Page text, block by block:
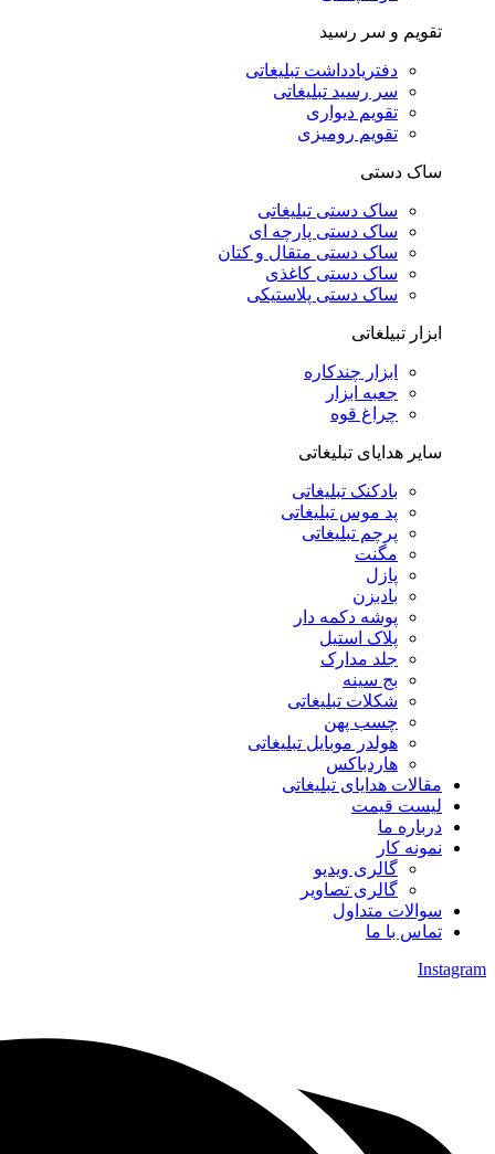
تقویم و سر رسید
دفتریادداشت تبلیغاتی
سر رسید تبلیغاتی
تقویم دیواری
تقویم رومیزی
ساک دستی
ساک دستی تبلیغاتی
ساک دستی پارچه ای
ساک دستی متقال و کتان
ساک دستی کاغذی
ساک دستی پلاستیکی
ابزار تبیلغاتی
ابزار چندکاره
جعبه ابزار
چراغ قوه
سایر هدایای تبلیغاتی
بادکنک تبلیغاتی
پد موس تبلیغاتی
پرچم تبلیغاتی
مگنت
پازل
بادبزن
پوشه دکمه دار
پلاک استیل
جلد مدارک
بج سینه
شکلات تبلیغاتی
چسب پهن
هولدر موبایل تبلیغاتی
هاردباکس
مقالات هدایای تبلیغاتی
لیست قیمت
درباره ما
نمونه کار
گالری ویدیو
گالری تصاویر
سوالات متداول
تماس با ما
Instagram